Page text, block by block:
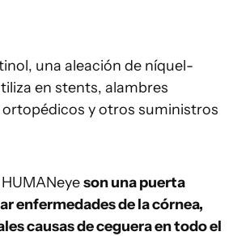
una aleación de níquel-
en stents, alambres
y otros suministros
son una puerta
enfermedades de la córnea,
causas de ceguera en todo el